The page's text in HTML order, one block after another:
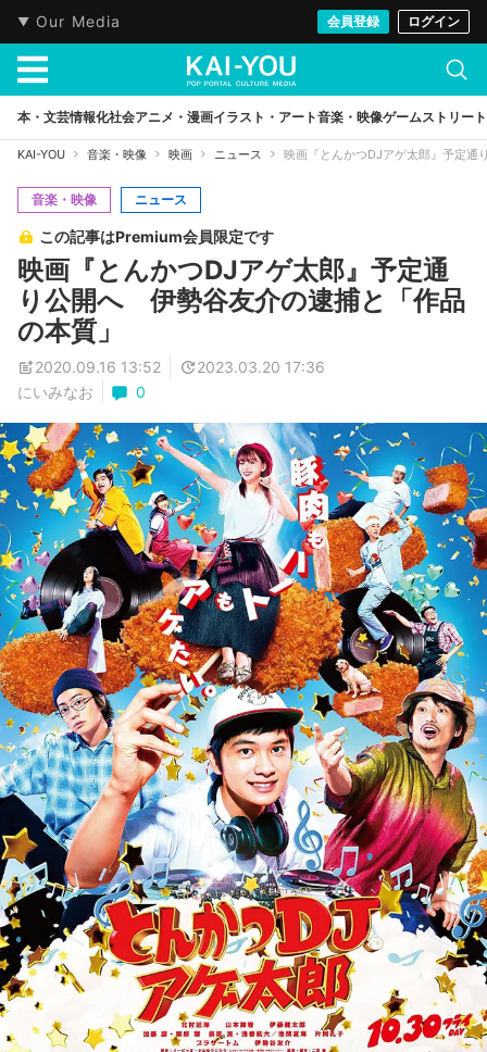
Our Media 会員登録 ログイン
本・文芸情報化社会アニメ・漫画イラスト・アート音楽・映像ゲームストリート
KAI-YOU 音楽・映像 映画 ニュース 映画『とんかつDJアゲ太郎』予定
音楽・映像 ニュース
この記事はPremium会員限定です
映画『とんかつDJアゲ太郎』予定通
り公開へ 伊勢谷友介の逮捕と「作品
の本質」
2020.09.16 13:52
2023.03.20 17:36
にいみなお
0